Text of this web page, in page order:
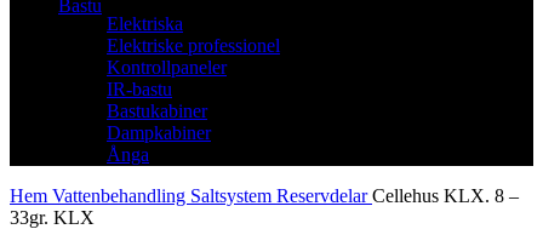
Bastu
Elektriska
Elektriske professionel
Kontrollpaneler
IR-bastu
Bastukabiner
Dampkabiner
Ånga
Hem Vattenbehandling Saltsystem ReservdelarCellehus KLX. 8 –
33gr. KLX